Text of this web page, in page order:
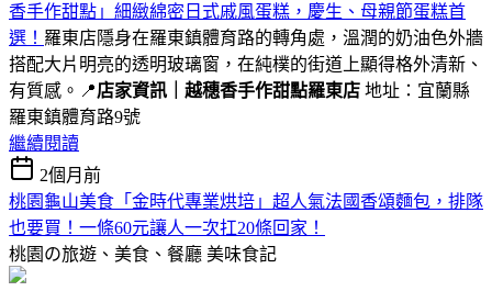
香手作甜點」細緻綿密日式戚風蛋糕，慶生、母親節蛋糕首
選！ 羅東店隱身在羅東鎮體育路的轉角處，溫潤的奶油色外牆
搭配大片明亮的透明玻璃窗，在純樸的街道上顯得格外清新、
有質感。📍店家資訊｜越穗香手作甜點羅東店 地址：宜蘭縣
羅東鎮體育路9號
繼續閱讀
2個月前
桃園龜山美食「金時代專業烘培」超人氣法國香頌麵包，排隊
也要買！一條60元讓人一次扛20條回家！
桃園の旅遊、美食、餐廳 美味食記